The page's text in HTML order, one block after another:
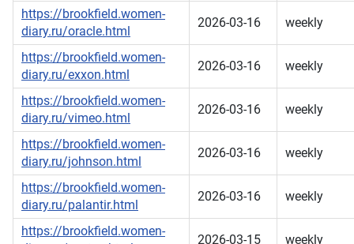
https://brookfield.women-
diary.ru/oracle.html
2026-03-16 weekly
https://brookfield.women-
diary.ru/exxon.html
2026-03-16 weekly
https://brookfield.women-
diary.ru/vimeo.html
2026-03-16 weekly
https://brookfield.women-
diary.ru/johnson.html
2026-03-16 weekly
https://brookfield.women-
diary.ru/palantir.html
2026-03-16 weekly
https://brookfield.women-
2026-03-15 weekly